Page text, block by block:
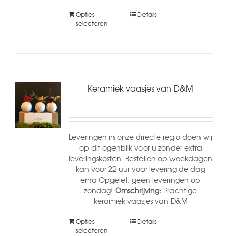
Opties
selecteren
Details
Keramiek vaasjes van D&M
Leveringen in onze directe regio doen wij
op dit ogenblik voor u zonder extra
leveringskosten. Bestellen op weekdagen
kan voor 22 uur voor levering de dag
erna Opgelet: geen leveringen op
zondag!Omschrijving: Prachtige
keramiek vaasjes van D&M
Opties
selecteren
Details